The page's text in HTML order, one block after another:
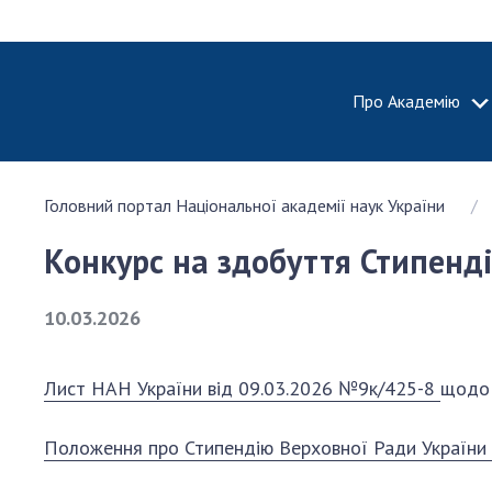
Про Академію
Про
України
академії
України
та
Головний портал Національної академії наук України
Конкурс на здобуття
10.03.2026
Лист НАН України від 09.03.2026 №9к/425-8 щодо
Положення про Стипендію Верховної Ради України